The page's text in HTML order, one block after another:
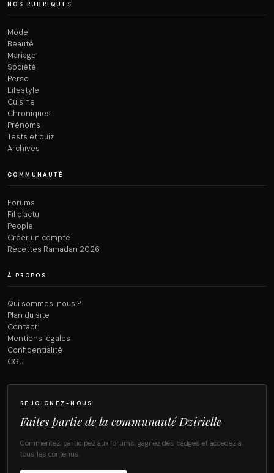
NOS RUBRIQUES
Mode
Beauté
Mariage
Société
Perso
Lifestyle
Cuisine
Chroniques
Prénoms
Tests et quiz
Archives
COMMUNAUTÉ
Forums
Fil d’actu
People
Créer un compte
Recettes Ramadan 2026
À PROPOS
Qui sommes-nous ?
Plan du site
Contact
Mentions légales
Confidentialité
CGU
REJOIGNEZ-NOUS
Faites partie de la communauté Dzirielle
Commentez, participez aux forums, gagnez des badges et accédez à
tous les contenus.